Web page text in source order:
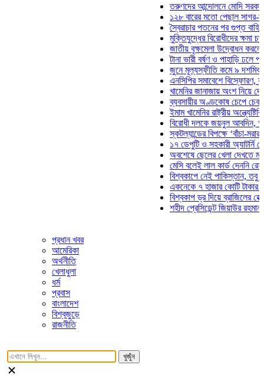
তরুণদের আন্দোলনে মোদি সরকার
১২৮ বারের মতো পেছাল সাগর-রুনি
স্বৈরাচার পতনের পর গুপ্ত বাহিনীর
মুক্তিযুদ্ধের বিরোধীদের ক্ষমা চাইতে
জাতীয় বৃক্ষমেলা উদ্বোধন করলেন
টানা ভারী বর্ষণ ও পাহাড়ি ঢলে
জুনে মূল্যস্ফীতি কমে ৯ দশমিক ১৬
এনসিপির সমাবেশে বিস্ফোরণ,
খামেনির জানাজায় অংশ নিয়ে দেশে
ব্যবসায়ীর অণ্ডকোষ চেপে চেক-
ইমাম খামেনির রাষ্ট্রীয়
বিরোধী দলকে জয়নুল আবদিন,
স্কটল্যান্ডের বিপক্ষে ‘বাঁচা-মরার
১৭ ডেপুটি ও সহকারী অ্যাটর্নি
অবশেষে ছেলের খেলা দেখতে মাঠে
মেসি বলেই লাল কার্ড দেননি রেফারি!
বিশ্বকাপে নেই পাকিস্তান, তবু
একনেকে ৭ হাজার কোটি টাকার ৫
বিশ্বকাপ ড্র দিয়ে ব্রাজিলের হেক্সা
শহীদ প্রেসিডেন্ট জিয়াউর রহমান
প্রধান খবর
আমেরিকা
অর্থনীতি
খেলাধুলা
ধর্ম
প্রবাস
বাংলাদেশ
বিশ্বজুড়ে
রাজনীতি
খুজুঁন